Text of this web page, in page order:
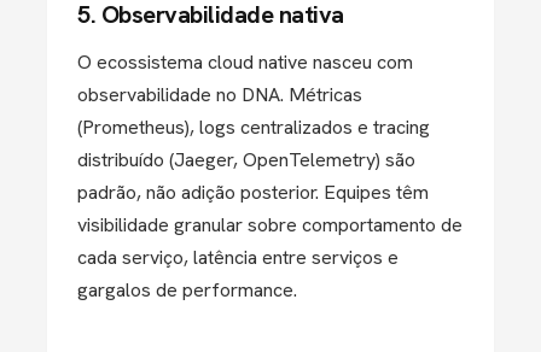
5. Observabilidade nativa
O ecossistema cloud native nasceu com
observabilidade no DNA. Métricas
(Prometheus), logs centralizados e tracing
distribuído (Jaeger, OpenTelemetry) são
padrão, não adição posterior. Equipes têm
visibilidade granular sobre comportamento de
cada serviço, latência entre serviços e
gargalos de performance.